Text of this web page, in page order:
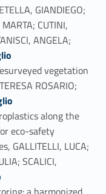
GIANDIEGO;
CUTINI,
ANGELA;
vegetation
ROSARIO;
along the
eco-safety
GALLITELLI, LUCA;
SCALICI,